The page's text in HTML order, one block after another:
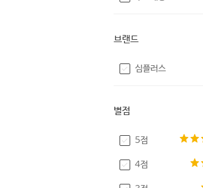
브랜드
심플러스
별점
5점
4점